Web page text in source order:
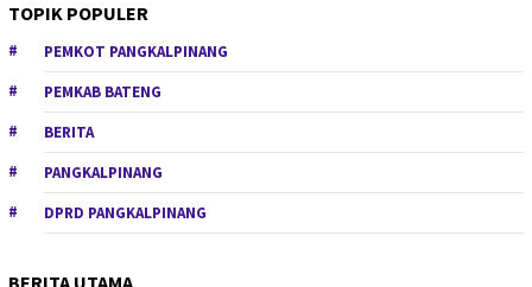
TOPIK POPULER
PEMKOT PANGKALPINANG
PEMKAB BATENG
BERITA
PANGKALPINANG
DPRD PANGKALPINANG